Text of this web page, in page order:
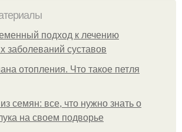
подход к лечению
заболеваний суставов
отопления. Что такое петля
семян: все, что нужно знать о
на своем подворье